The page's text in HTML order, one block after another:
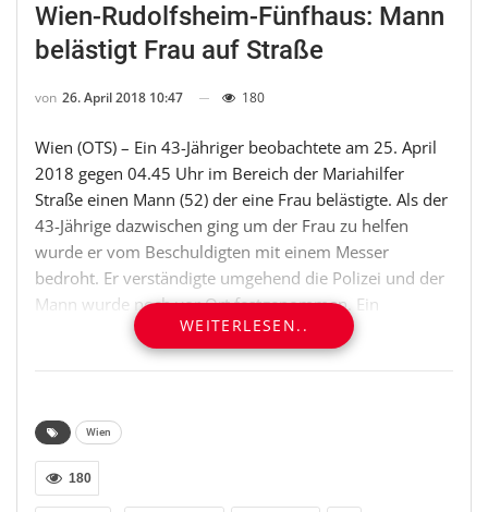
Wien-Rudolfsheim-Fünfhaus: Mann
belästigt Frau auf Straße
von 26. April 2018 10:47 180
Wien (OTS) – Ein 43-Jähriger beobachtete am 25. April
2018 gegen 04.45 Uhr im Bereich der Mariahilfer
Straße einen Mann (52) der eine Frau belästigte. Als der
43-Jährige dazwischen ging um der Frau zu helfen
wurde er vom Beschuldigten mit einem Messer
bedroht. Er verständigte umgehend die Polizei und der
Mann wurde noch vor Ort festgenommen. Ein
Klappmesser wurde sichergestellt.
Landespolizeidirektion Wien – Büro
Pressesprecherin Irina STEIRER
lpd-w-ref-pressestelle@polizei.gv.at
WEITERLESEN..
Wien
180